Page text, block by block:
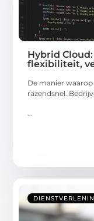
Hybrid
flexibiliteit,
De manier
razendsnel.